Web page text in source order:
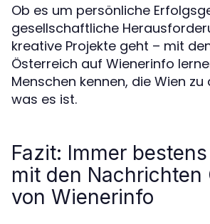
Ob es um persönliche
gesellschaftliche
kreative Projekte geht – mit
Österreich auf Wienerinfo
Menschen kennen, die Wien
was es ist.
Fazit: Immer
mit den Nachrichten
von Wienerinfo